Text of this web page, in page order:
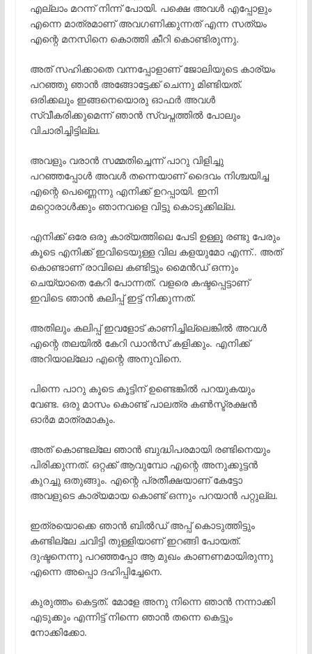
എല്ലാം മറന്ന് നിന്ന് പോയി. പക്ഷെ അവൾ എപ്പോളും
എന്നെ മാത്രമാണ് അവഗണിക്കുന്നത് എന്ന സത്യം
എന്റെ മനസിനെ കൊത്തി കീറി കൊണ്ടിരുന്നു.
അത് സഹിക്കാതെ വന്നപ്പോളാണ് ജോലിയുടെ കാര്യം
പറഞ്ഞു ഞാൻ അങ്ങോട്ടേക്ക് ചെന്നു മിണ്ടിയത്.
ഒരിക്കലും ഇങ്ങനെയൊരു ഓഫർ അവൾ
സ്വീകരിക്കുമെന്ന് ഞാൻ സ്വപ്നത്തിൽ പോലും
വിചാരിച്ചിട്ടില്ല.
അവളും വരാൻ സമ്മതിച്ചെന്ന് പാറു വിളിച്ചു
പറഞ്ഞപ്പോൾ അവൾ തന്നെയാണ് ദൈവം നിശ്ചയിച്ച
എന്റെ പെണ്ണെന്നു എനിക്ക് ഉറപ്പായി. ഇനി
മറ്റൊരാൾക്കും ഞാനവളെ വിട്ടു കൊടുക്കില്ല.
എനിക്ക് ഒരേ ഒരു കാര്യത്തിലെ പേടി ഉള്ളൂ രണ്ടു പേരും
കൂടെ എനിക്ക് ഇവിടെയുള്ള വില കളയുമോ എന്ന്.. അത്
കൊണ്ടാണ് രാവിലെ കണ്ടിട്ടും മൈൻഡ് ഒന്നും
ചെയ്യാതെ കേറി പോന്നത്. വളരെ കഷ്ടപ്പെട്ടാണ്
ഇവിടെ ഞാൻ കലിപ്പ് ഇട്ട് നിക്കുന്നത്.
അതിലും കലിപ്പ് ഇവളോട് കാണിച്ചില്ലെങ്കിൽ അവൾ
എന്റെ തലയിൽ കേറി ഡാൻസ് കളിക്കും. എനിക്ക്
അറിയാല്ലോ എന്റെ അനുവിനെ.
പിന്നെ പാറു കൂടെ കൂട്ടിന് ഉണ്ടെങ്കിൽ പറയുകയും
വേണ്ട. ഒരു മാസം കൊണ്ട് പാലത്ര കൺസ്ട്രക്ഷൻ
ഓർമ മാത്രമാകും.
അത് കൊണ്ടല്ലേ ഞാൻ ബുദ്ധിപരമായി രണ്ടിനെയും
പിരിക്കുന്നത്. ഒറ്റക്ക് ആവുമ്പോ എന്റെ അനുക്കുട്ടൻ
കുറച്ചു ഒതുങ്ങും. എന്റെ പ്രതീക്ഷയാണ് കേട്ടോ
അവളുടെ കാര്യമായ കൊണ്ട് ഒന്നും പറയാൻ പറ്റുല്ല.
ഇത്രയൊക്കെ ഞാൻ ബിൽഡ് അപ്പ്‌ കൊടുത്തിട്ടും
കണ്ടില്ലേ ചവിട്ടി തുള്ളിയാണ് ഇറങ്ങി പോയത്.
ദുഷ്ടനെന്നു പറഞ്ഞപ്പോ ആ മുഖം കാണണമായിരുന്നു
എന്നെ അപ്പൊ ദഹിപ്പിച്ചേനെ.
കുരുത്തം കെട്ടത്. മോളേ അനു നിന്നെ ഞാൻ നന്നാക്കി
എടുക്കും എന്നിട്ട് നിന്നെ ഞാൻ തന്നെ കെട്ടും
നോക്കിക്കോ.